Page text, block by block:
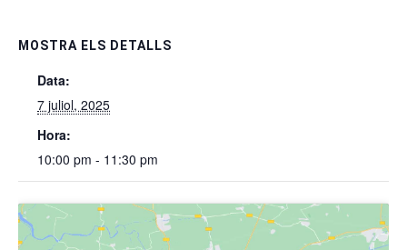
MOSTRA ELS DETALLS
Data:
7 juliol, 2025
Hora:
10:00 pm - 11:30 pm